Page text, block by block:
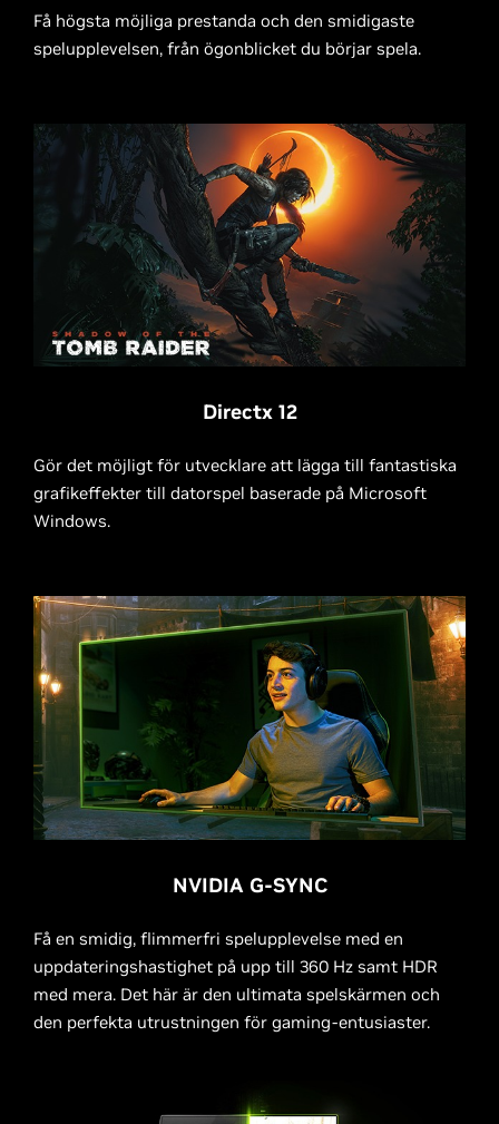
Få högsta möjliga prestanda och den smidigaste
spelupplevelsen, från ögonblicket du börjar spela.
Directx 12
Gör det möjligt för utvecklare att lägga till fantastiska
grafikeffekter till datorspel baserade på Microsoft
Windows.
NVIDIA G-SYNC
Få en smidig, flimmerfri spelupplevelse med en
uppdateringshastighet på upp till 360 Hz samt HDR
med mera. Det här är den ultimata spelskärmen och
den perfekta utrustningen för gaming-entusiaster.